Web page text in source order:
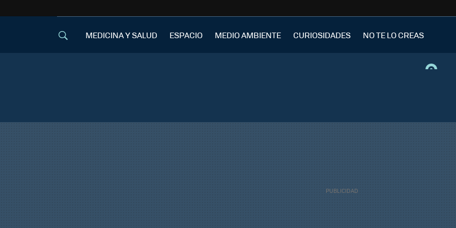
MEDICINA Y SALUD ESPACIO MEDIO AMBIENTE CURIOSIDADES NO TE LO CREAS